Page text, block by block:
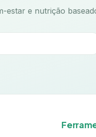
estar e nutrição